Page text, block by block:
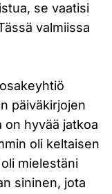
se vaatisi
valmiissa
päiväkirjojen
hyvää jatkoa
oli keltaisen
mielestäni
sininen, jota